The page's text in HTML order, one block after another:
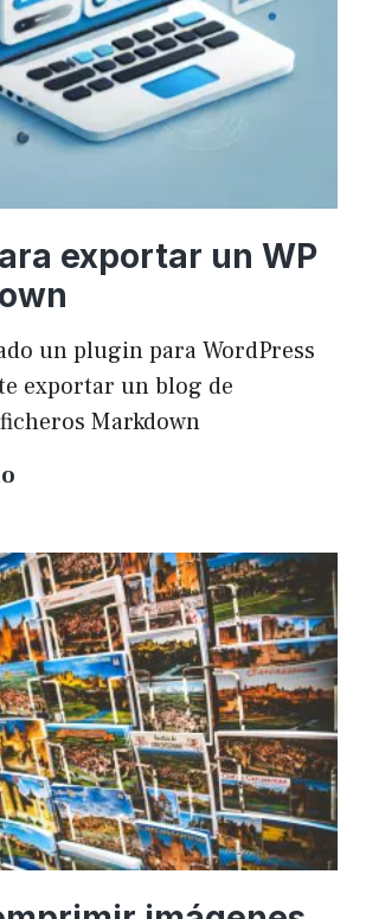
exportar un WP
un plugin para WordPress
exportar un blog de
Markdown
exportar
un
WP
a
Markdown